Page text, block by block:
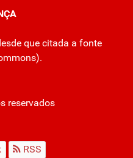
que citada a fonte
).
reservados
RSS